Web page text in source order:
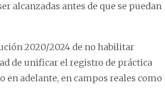
alcanzadas antes de que se puedan
2020/2024 de no habilitar
de unificar el registro de práctica
en adelante, en campos reales como